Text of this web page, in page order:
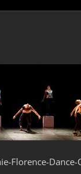
Florence-